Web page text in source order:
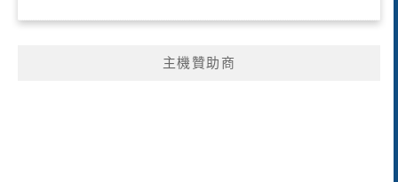
主機贊助商